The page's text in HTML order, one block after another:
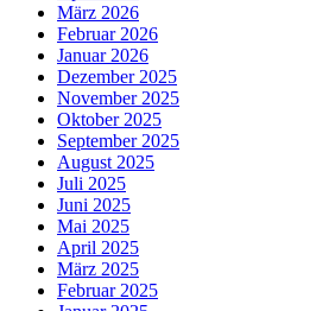
März 2026
Februar 2026
Januar 2026
Dezember 2025
November 2025
Oktober 2025
September 2025
August 2025
Juli 2025
Juni 2025
Mai 2025
April 2025
März 2025
Februar 2025